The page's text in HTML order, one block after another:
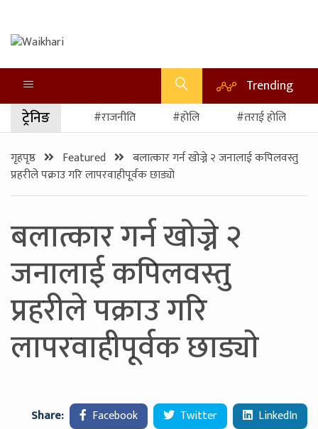
Trending
ट्रेनिङ #राजनीति #होलि #तराई होलि
गृहपृष्ठ Featured
बलात्कार गर्न खोज्ने २ जनालाई कपिलवस्तु
प्रहरीले पक्राउ गरि लापरवाहीपूर्वक छाड्याे
बलात्कार गर्न खोज्ने २
जनालाई कपिलवस्तु
प्रहरीले पक्राउ गरि
लापरवाहीपूर्वक छाड्याे
Share: Facebook Twitter LinkedIn